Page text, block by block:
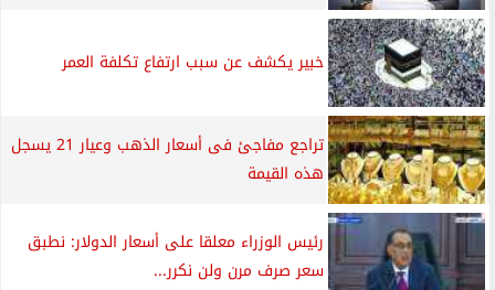
خبير يكشف عن سبب ارتفاع تكلفة العمر
تراجع مفاجئ فى أسعار الذهب وعيار 21 يسجل
هذه القيمة
رئيس الوزراء معلقا على أسعار الدولار: نطبق
سعر صرف مرن ولن نكرر...